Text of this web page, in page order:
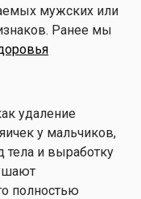
мужских или
Ранее мы
удаление
у мальчиков,
и выработку
полностью